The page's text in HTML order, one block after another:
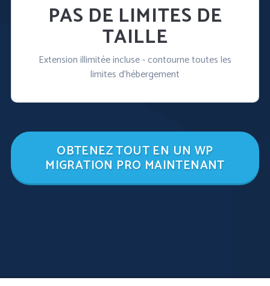
PAS DE LIMITES DE
TAILLE
Extension illimitée incluse - contourne toutes les
limites d'hébergement
OBTENEZ TOUT EN UN WP
MIGRATION PRO MAINTENANT